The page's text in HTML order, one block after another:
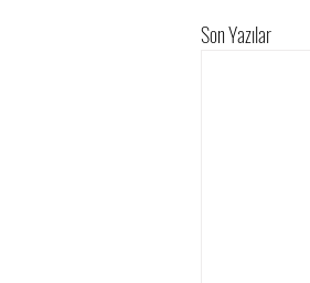
Son Yazılar